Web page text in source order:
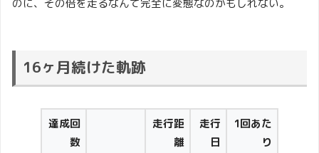
のに、その倍を走るなんて完全に変態なのかもしれない。
16ヶ月続けた軌跡
達成回
数
走行距
離
走行
日
1回あた
り